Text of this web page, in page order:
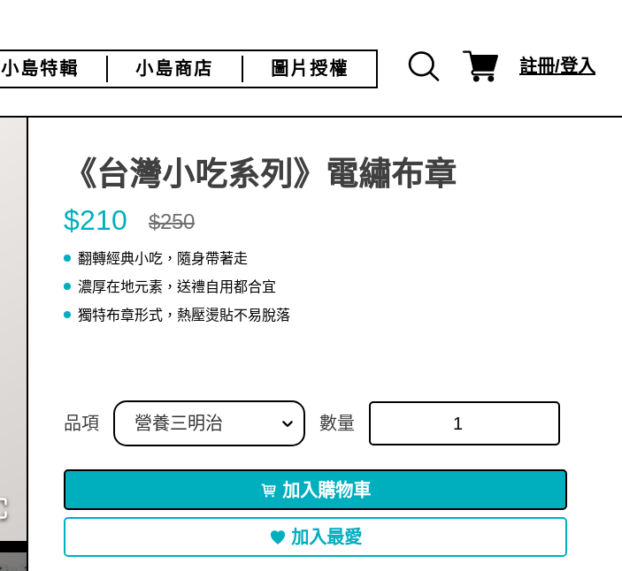
小島特輯 小島商店 圖片授權 註冊/登入
《台灣小吃系列》電繡布章
$210 $250
翻轉經典小吃，隨身帶著走
濃厚在地元素，送禮自用都合宜
獨特布章形式，熱壓燙貼不易脫落
品項 營養三明治 數量
加入購物車
加入最愛